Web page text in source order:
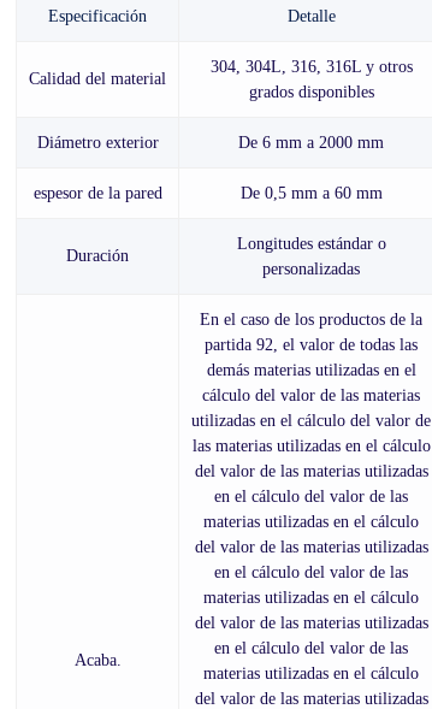
Especificación Detalle
Calidad del material
304, 304L, 316, 316L y otros
grados disponibles
Diámetro exterior De 6 mm a 2000 mm
espesor de la pared De 0,5 mm a 60 mm
Duración
Longitudes estándar o
personalizadas
Acaba.
En el caso de los productos de la
partida 92, el valor de todas las
demás materias utilizadas en el
cálculo del valor de las materias
utilizadas en el cálculo del valor de
las materias utilizadas en el cálculo
del valor de las materias utilizadas
en el cálculo del valor de las
materias utilizadas en el cálculo
del valor de las materias utilizadas
en el cálculo del valor de las
materias utilizadas en el cálculo
del valor de las materias utilizadas
en el cálculo del valor de las
materias utilizadas en el cálculo
del valor de las materias utilizadas